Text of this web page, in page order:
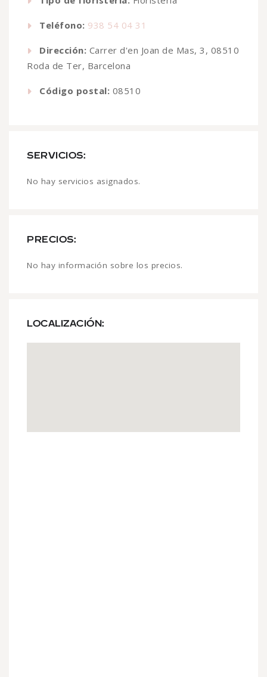
Teléfono: 938 54 04 31
Dirección: Carrer d'en Joan de Mas, 3, 08510
Roda de Ter, Barcelona
Código postal: 08510
SERVICIOS:
No hay servicios asignados.
PRECIOS:
No hay información sobre los precios.
LOCALIZACIÓN: